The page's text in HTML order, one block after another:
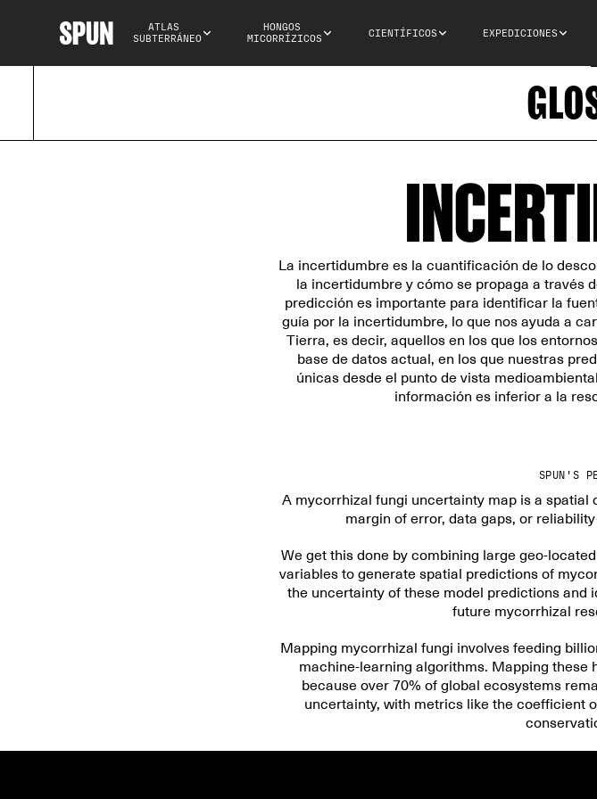
ATLAS
SUBTERRÁNEO
HONGOS
MICORRÍZICOS
CIENTÍFICOS EXPEDICIONES
La incertidumbre es la cuantificación de lo
la incertidumbre y cómo se propaga a través
predicción es importante para identificar la
guía por la incertidumbre, lo que nos ayuda a
Tierra, es decir, aquellos en los que los
base de datos actual, en los que nuestras
únicas desde el punto de vista
información es inferior a la
SPUN'S
A mycorrhizal fungi uncertainty map is a
margin of error, data gaps, or
We get this done by combining large geo-
variables to generate spatial predictions of
the uncertainty of these model predictions and
future mycorrhizal
Mapping mycorrhizal fungi involves feeding
machine-learning algorithms. Mapping
because over 70% of global ecosystems
uncertainty, with metrics like the coefficient